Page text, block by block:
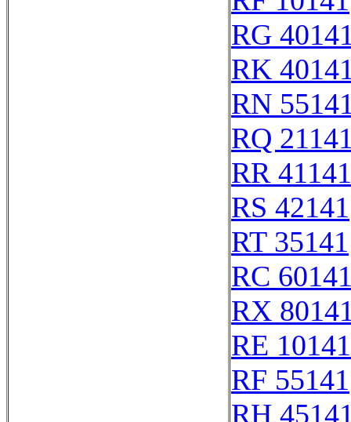
RG
RK
RN
RQ
RR 41141
RS 42141
RT 35141
RC
RX
RE 10141
RF 55141
RH